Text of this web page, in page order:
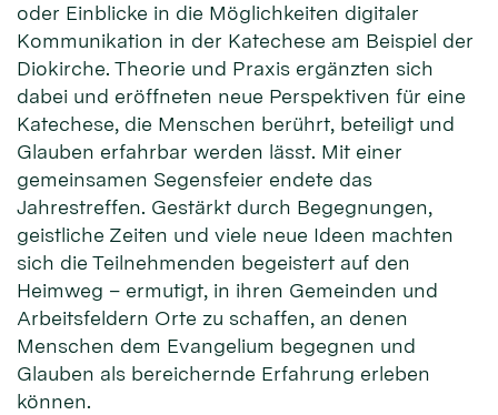
oder Einblicke in die Möglichkeiten digitaler
Kommunikation in der Katechese am Beispiel der
Diokirche. Theorie und Praxis ergänzten sich
dabei und eröffneten neue Perspektiven für eine
Katechese, die Menschen berührt, beteiligt und
Glauben erfahrbar werden lässt. Mit einer
gemeinsamen Segensfeier endete das
Jahrestreffen. Gestärkt durch Begegnungen,
geistliche Zeiten und viele neue Ideen machten
sich die Teilnehmenden begeistert auf den
Heimweg – ermutigt, in ihren Gemeinden und
Arbeitsfeldern Orte zu schaffen, an denen
Menschen dem Evangelium begegnen und
Glauben als bereichernde Erfahrung erleben
können.